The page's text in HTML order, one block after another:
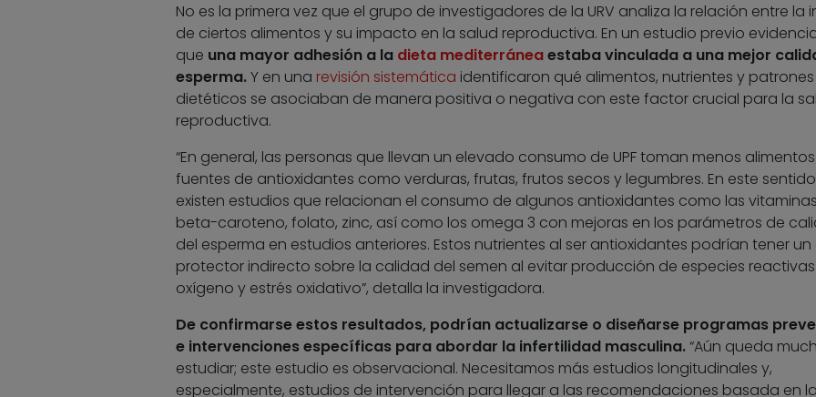
No es la primera vez que el grupo de investigadores de la URV analiza la relación entre la
de ciertos alimentos y su impacto en la salud reproductiva. En un estudio previo
que una mayor adhesión a la dieta mediterráneaestaba vinculada a una mejor
esperma.Y en una revisión sistemática identificaron qué alimentos, nutrientes y patrones
dietéticos se asociaban de manera positiva o negativa con este factor crucial para la
reproductiva.
“En general, las personas que llevan un elevado consumo de UPF toman menos alimentos
fuentes de antioxidantes como verduras, frutas, frutos secos y legumbres. En este
existen estudios que relacionan el consumo de algunos antioxidantes como las vitaminas
beta-caroteno, folato, zinc, así como los omega 3 con mejoras en los parámetros de
del esperma en estudios anteriores. Estos nutrientes al ser antioxidantes podrían tener
protector indirecto sobre la calidad del semen al evitar producción de especies
oxígeno y estrés oxidativo”, detalla la investigadora.
De confirmarse estos resultados, podrían actualizarse o diseñarse programas
e intervenciones específicas para abordar la infertilidad masculina.“Aún queda
estudiar; este estudio es observacional. Necesitamos más estudios longitudinales y,
especialmente, estudios de intervención para llegar a las recomendaciones basada en